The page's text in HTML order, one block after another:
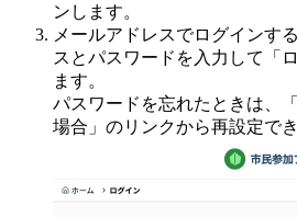
ンします。
メールアドレスでログインす
スとパスワードを入力して「
ます。
パスワードを忘れたときは、
場合」のリンクから再設定でき